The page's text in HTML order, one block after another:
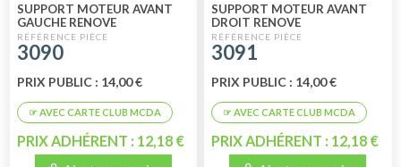
SUPPORT MOTEUR AVANT
GAUCHE RENOVE
3090
PRIX PUBLIC : 14,00 €
PRIX ADHÉRENT : 12,18 €
SUPPORT MOTEUR AVANT
DROIT RENOVE
3091
PRIX PUBLIC : 14,00 €
PRIX ADHÉRENT : 12,18 €